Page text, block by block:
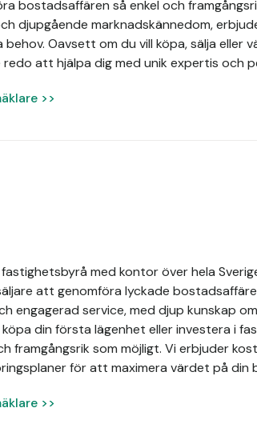
bostadsaffären så enkel och
djupgående marknadskännedom,
Oavsett om du vill köpa, sälja eller
att hjälpa dig med unik expertis och
>>
med kontor över hela
att genomföra lyckade
engagerad service, med djup kunskap
din första lägenhet eller investera i
framgångsrik som möjligt. Vi erbjuder
för att maximera värdet på din
>>